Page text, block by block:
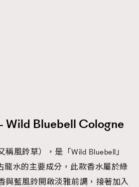
Wild Bluebell Cologne
風鈴草），是「Wild Bluebell」
龍水的主要成分，此款香水屬於綠
與藍風鈴開啟淡雅前調，接著加入